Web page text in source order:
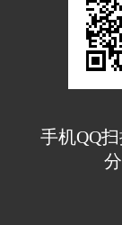
手机QQ